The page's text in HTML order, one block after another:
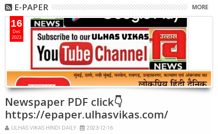
E-PAPER MORE
16
Dec
2023
Newspaper PDF click👇
https://epaper.ulhasvikas.com/
ULHAS VIKAS HINDI DAILY 2023-12-16